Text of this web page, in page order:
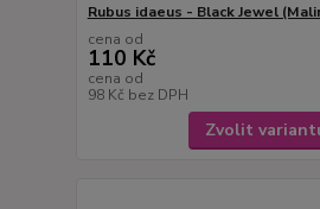
Rubus idaeus - Black Jewel
cena od
110 Kč
cena od
98 Kč bez DPH
Zvolit